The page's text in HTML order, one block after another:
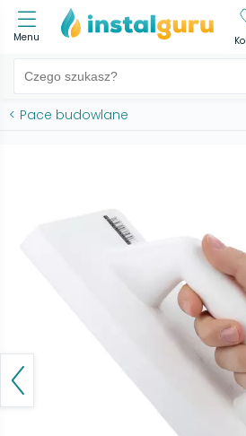
Menu
< Pace budowlane